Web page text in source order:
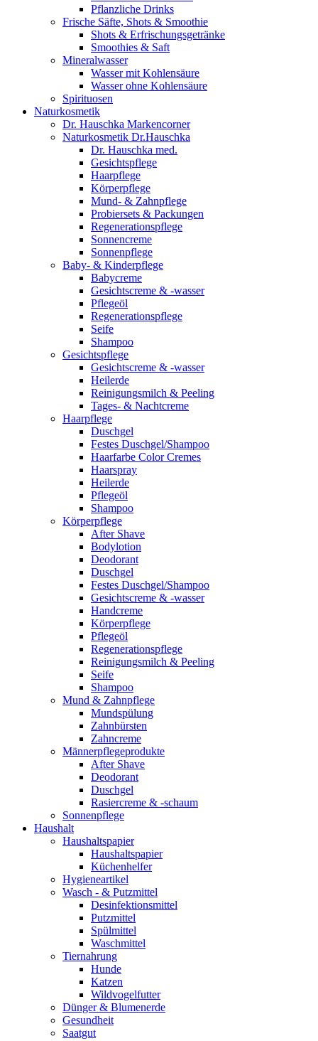
Pflanzliche Drinks
Frische Säfte, Shots & Smoothie
Shots & Erfrischungsgetränke
Smoothies & Saft
Mineralwasser
Wasser mit Kohlensäure
Wasser ohne Kohlensäure
Spirituosen
Naturkosmetik
Dr. Hauschka Markencorner
Naturkosmetik Dr.Hauschka
Dr. Hauschka med.
Gesichtspflege
Haarpflege
Körperpflege
Mund- & Zahnpflege
Probiersets & Packungen
Regenerationspflege
Sonnencreme
Sonnenpflege
Baby- & Kinderpflege
Babycreme
Gesichtscreme & -wasser
Pflegeöl
Regenerationspflege
Seife
Shampoo
Gesichtspflege
Gesichtscreme & -wasser
Heilerde
Reinigungsmilch & Peeling
Tages- & Nachtcreme
Haarpflege
Duschgel
Festes Duschgel/Shampoo
Haarfarbe Color Cremes
Haarspray
Heilerde
Pflegeöl
Shampoo
Körperpflege
After Shave
Bodylotion
Deodorant
Duschgel
Festes Duschgel/Shampoo
Gesichtscreme & -wasser
Handcreme
Körperpflege
Pflegeöl
Regenerationspflege
Reinigungsmilch & Peeling
Seife
Shampoo
Mund & Zahnpflege
Mundspülung
Zahnbürsten
Zahncreme
Männerpflegeprodukte
After Shave
Deodorant
Duschgel
Rasiercreme & -schaum
Sonnenpflege
Haushalt
Haushaltspapier
Haushaltspapier
Küchenhelfer
Hygieneartikel
Wasch - & Putzmittel
Desinfektionsmittel
Putzmittel
Spülmittel
Waschmittel
Tiernahrung
Hunde
Katzen
Wildvogelfutter
Dünger & Blumenerde
Gesundheit
Saatgut